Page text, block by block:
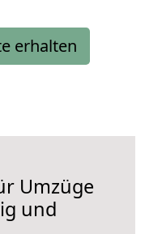
erhalten
Umzüge
und